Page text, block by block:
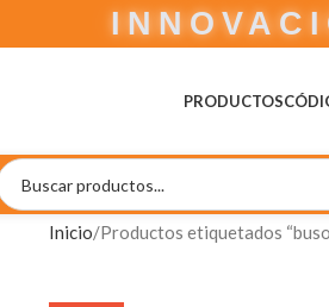
PRODUCTOS
Inicio Productos etiquetados